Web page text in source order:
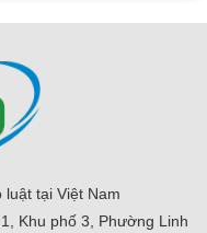
tại Việt Nam
Khu phố 3, Phường Linh